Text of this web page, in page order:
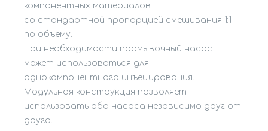
компонентных материалов
со стандартной пропорцией смешивания 1:1
по объёму.
При необходимости промывочный насос
может использоваться для
однокомпонентного инъецирования.
Модульная конструкция позволяет
использовать оба насоса независимо друг от
друга.